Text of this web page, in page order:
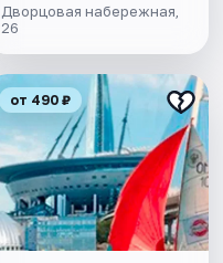
Дворцовая набережная,
26
от 490 ₽